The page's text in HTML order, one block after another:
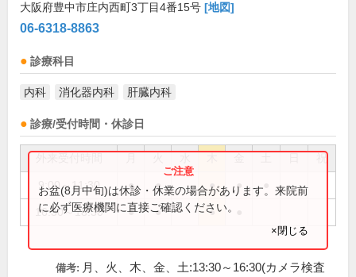
大阪府豊中市庄内西町3丁目4番15号 [地図]
06-6318-8863
診療科目
内科 消化器内科 肝臓内科
診療/受付時間・休診日
祝
9:00～11:30 ● ● ● ●
16:30～18:30 ● ● ●
お盆(8月中旬)は休診・休業の場合があります。来院前
に必ず医療機関に直接ご確認ください。
×閉じる
備考: 月、火、木、金、土:13:30～16:30(カメラ検査